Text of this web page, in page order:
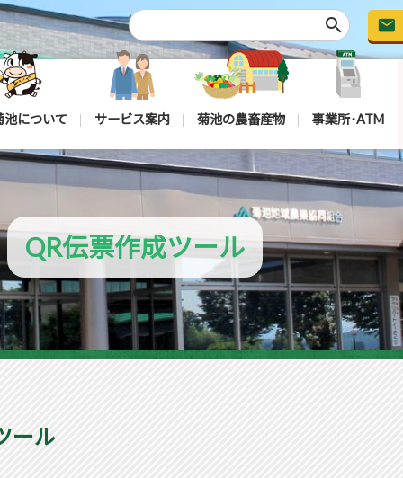
search
池について サービス案内 菊池の農畜産物 事業所･ATM
QR伝票作成ツール
ール